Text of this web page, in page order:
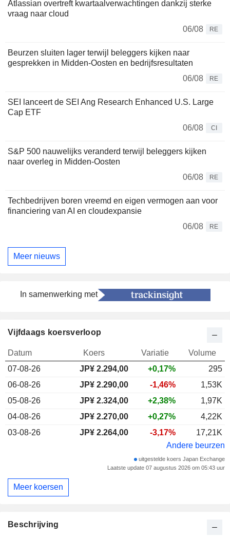
Atlassian overtreft kwartaalverwachtingen dankzij sterke
vraag naar cloud
06/08
RE
Beurzen sluiten lager terwijl beleggers kijken naar
gesprekken in Midden-Oosten en bedrijfsresultaten
06/08
RE
SEI lanceert de SEI Ang Research Enhanced U.S. Large
Cap ETF
06/08
CI
S&P 500 nauwelijks veranderd terwijl beleggers kijken
naar overleg in Midden-Oosten
06/08
RE
Techbedrijven boren vreemd en eigen vermogen aan voor
financiering van AI en cloudexpansie
06/08
RE
Meer nieuws
In samenwerking met
Vijfdaags koersverloop
Datum Koers Variatie
Volume
07-08-26
JP¥ 2.294,00 +0,17%
295
06-08-26
JP¥ 2.290,00 -1,46%
1,53K
05-08-26
JP¥ 2.324,00 +2,38%
1,97K
04-08-26
JP¥ 2.270,00 +0,27%
4,22K
03-08-26
JP¥ 2.264,00 -3,17%
17,21K
Andere beurzen
uitgestelde koers Japan Exchange
Laatste update 07 augustus 2026 om 05:43 uur
Meer koersen
Beschrijving